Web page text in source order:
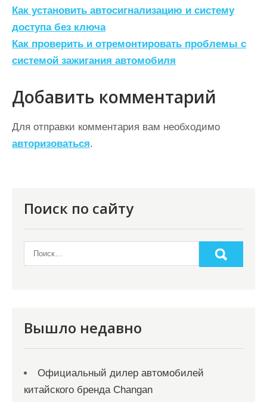
Н
а
в
и
г
а
ц
и
м
Как установить автосигнализацию и систему
доступа без ключа
Как проверить и отремонтировать проблемы с
системой зажигания автомобиля
Добавить комментарий
Для отправки комментария вам необходимо
авторизоваться.
Поиск по сайту
Вышло недавно
Официальный дилер автомобилей
китайского бренда Changan